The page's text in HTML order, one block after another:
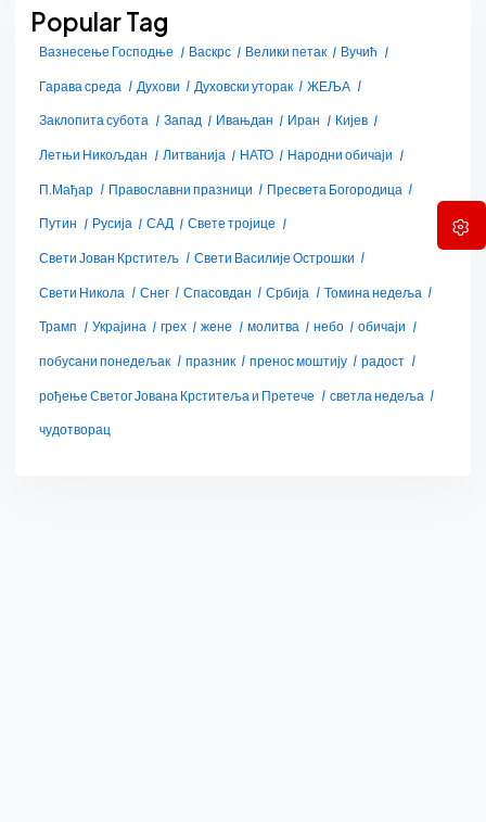
Popular Tag
Вазнесење Господње Васкрс Велики петак
Вучић
Гарава среда
Духови Духовски уторак
ЖЕЉА
Заклопита субота
Запад Ивањдан Иран
Кијев
Летњи Никољдан
Литванија НАТО
Народни обичаји
П.Мађар
Православни празници
Пресвета Богородица
Путин
Русија САД
Свете тројице
Свети Јован Крститељ
Свети Василије Острошки
Свети Никола
Снег Спасовдан Србија
Томина недеља
Трамп
Украјина грех жене молитва небо
обичаји
побусани понедељак
празник пренос моштију
радост
рођење Светог Јована Крститеља и Претече
светла недеља
чудотворац